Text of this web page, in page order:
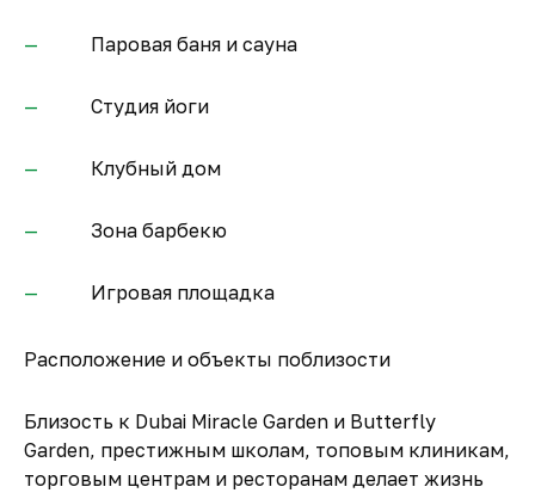
Паровая баня и сауна
Студия йоги
Клубный дом
Зона барбекю
Игровая площадка
Расположение и объекты поблизости
Близость к Dubai Miracle Garden и Butterfly
Garden, престижным школам, топовым клиникам,
торговым центрам и ресторанам делает жизнь